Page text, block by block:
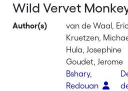
Wild Vervet
Author(s)
van de Waal,
Kruetzen,
Hula, Josephine
Goudet, Jerome
Bshary,
Redouan